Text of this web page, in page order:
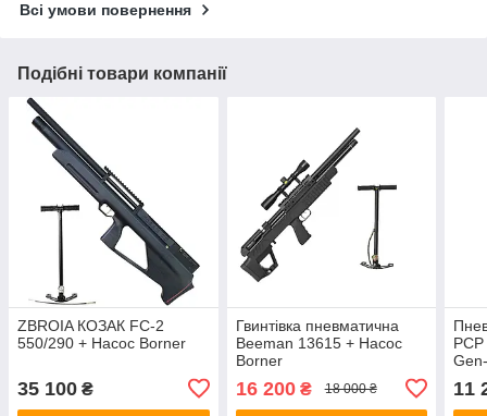
Всі умови повернення
Подібні товари компанії
ZBROIA КОЗАК FC-2
550/290 + Насос Borner
35 100 ₴
Гвинтівка пневматична
Beeman 13615 + Насос
Borner
16 200₴ 18 000 ₴ 11